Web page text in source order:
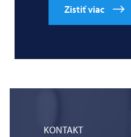
Zistiť viac
KONTAKT